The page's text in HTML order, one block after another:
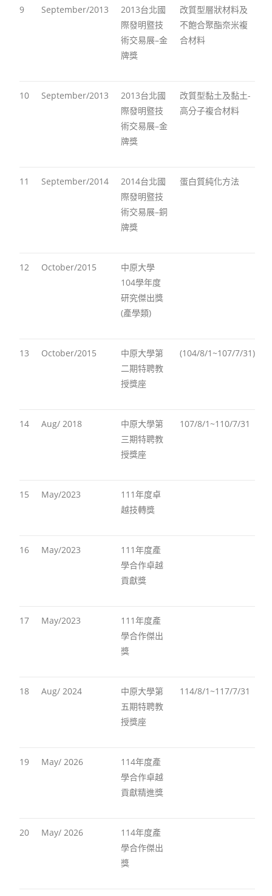
9 September/2013
2013台北國
際發明暨技
術交易展–金
牌獎
改質型層狀材料及
不飽合聚酯奈米複
合材料
10 September/2013
2013台北國
際發明暨技
術交易展–金
牌獎
改質型黏土及黏土-
高分子複合材料
11 September/2014
2014台北國
際發明暨技
術交易展–銅
牌獎
蛋白質純化方法
12 October/2015
中原大學
104學年度
研究傑出獎
(產學類)
13 October/2015
中原大學第
二期特聘教
授獎座
(104/8/1~107/7/31)
14 Aug/ 2018
中原大學第
三期特聘教
授獎座
107/8/1~110/7/31
15 May/2023
111年度卓
越技轉獎
16 May/2023
111年度產
學合作卓越
貢獻獎
17 May/2023
111年度產
學合作傑出
獎
18 Aug/ 2024
中原大學第
五期特聘教
授獎座
114/8/1~117/7/31
19 May/ 2026
114年度產
學合作卓越
貢獻精進獎
20 May/ 2026
114年度產
學合作傑出
獎